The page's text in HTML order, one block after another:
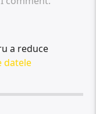
a reduce
datele